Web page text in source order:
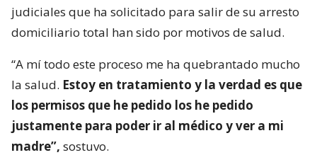
judiciales que ha solicitado para salir de su arresto
domiciliario total han sido por motivos de salud.
“A mí todo este proceso me ha quebrantado mucho
la salud. Estoy en tratamiento y la verdad es que
los permisos que he pedido los he pedido
justamente para poder ir al médico y ver a mi
madre”, sostuvo.